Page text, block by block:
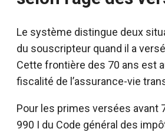
Le système distingue deux
du souscripteur quand il a
Cette frontière des 70 ans est
fiscalité de l’assurance-vie
Pour les primes versées avant
990 I du Code général des